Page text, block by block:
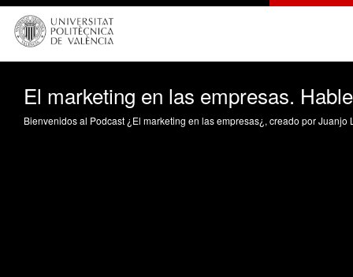
El marketing en las empresas.